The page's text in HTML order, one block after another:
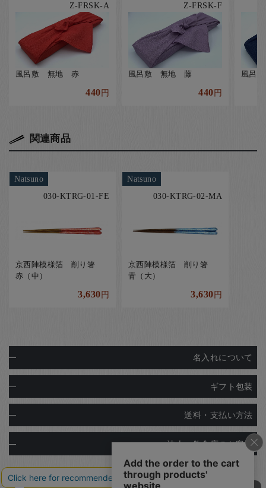
Z-FRSK-A
風呂敷 無地 赤
440円
Z-FRSK-F
風呂敷 無地 藤
440円
風呂
関連商品
Natsuno
030-KTRG-01-FE
京西陣模様箔 削り箸
赤（中）
3,630円
Natsuno
030-KTRG-02-MA
京西陣模様箔 削り箸
青（大）
3,630円
名入れについて
ギフト包装
送料・支払い方法
法人・飲食店のお客様